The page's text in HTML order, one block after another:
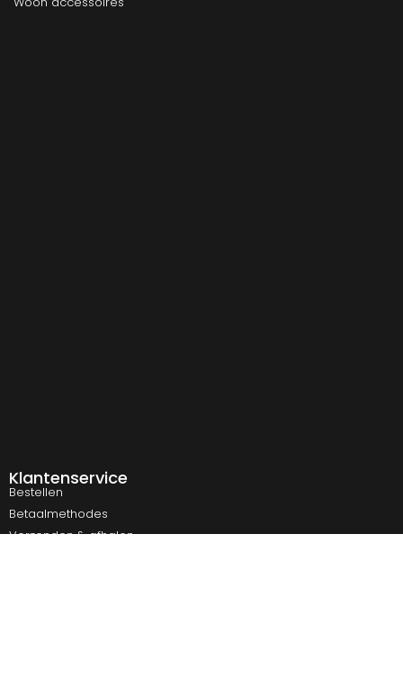
Klantenservice
Bestellen
Betaalmethodes
Verzenden & afhalen